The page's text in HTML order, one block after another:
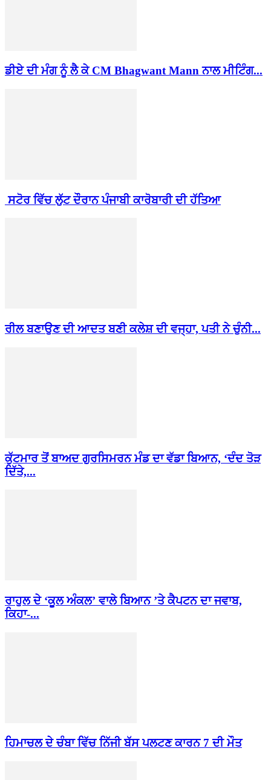
ਡੀਏ ਦੀ ਮੰਗ ਨੂੰ ਲੈ ਕੇ CM Bhagwant Mann ਨਾਲ ਮੀਟਿੰਗ...
ਸਟੋਰ ਵਿੱਚ ਲੁੱਟ ਦੌਰਾਨ ਪੰਜਾਬੀ ਕਾਰੋਬਾਰੀ ਦੀ ਹੱਤਿਆ
ਰੀਲ ਬਣਾਉਣ ਦੀ ਆਦਤ ਬਣੀ ਕਲੇਸ਼ ਦੀ ਵਜ੍ਹਾ, ਪਤੀ ਨੇ ਚੁੰਨੀ...
ਕੁੱਟਮਾਰ ਤੋਂ ਬਾਅਦ ਗੁਰਸਿਮਰਨ ਮੰਡ ਦਾ ਵੱਡਾ ਬਿਆਨ, ‘ਦੰਦ ਤੋੜ
ਦਿੱਤੇ,...
ਰਾਹੁਲ ਦੇ ‘ਕੂਲ ਅੰਕਲ’ ਵਾਲੇ ਬਿਆਨ ’ਤੇ ਕੈਪਟਨ ਦਾ ਜਵਾਬ,
ਕਿਹਾ-...
ਹਿਮਾਚਲ ਦੇ ਚੰਬਾ ਵਿੱਚ ਨਿੱਜੀ ਬੱਸ ਪਲਟਣ ਕਾਰਨ 7 ਦੀ ਮੌਤ